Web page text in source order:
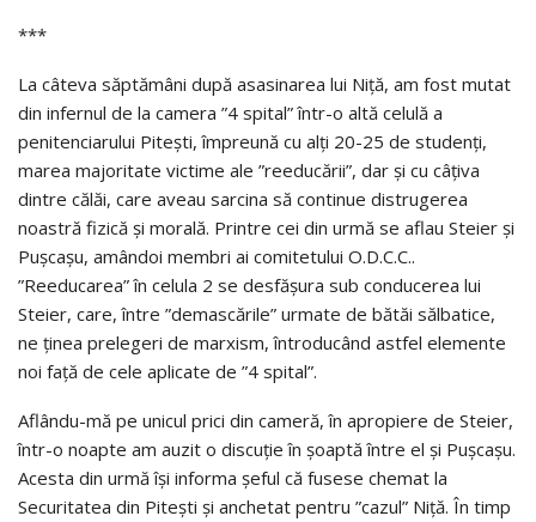
***
La câteva săptămâni după asasinarea lui Niță, am fost mutat
din infernul de la camera ”4 spital” într-o altă celulă a
penitenciarului Pitești, împreună cu alți 20-25 de studenți,
marea majoritate victime ale ”reeducării”, dar și cu câțiva
dintre călăi, care aveau sarcina să continue distrugerea
noastră fizică și morală. Printre cei din urmă se aflau Steier și
Pușcașu, amândoi membri ai comitetului O.D.C.C..
”Reeducarea” în celula 2 se desfășura sub conducerea lui
Steier, care, între ”demascările” urmate de bătăi sălbatice,
ne ținea prelegeri de marxism, întroducând astfel elemente
noi față de cele aplicate de ”4 spital”.
Aflându-mă pe unicul prici din cameră, în apropiere de Steier,
într-o noapte am auzit o discuție în șoaptă între el și Pușcașu.
Acesta din urmă își informa șeful că fusese chemat la
Securitatea din Pitești și anchetat pentru ”cazul” Niță. În timp